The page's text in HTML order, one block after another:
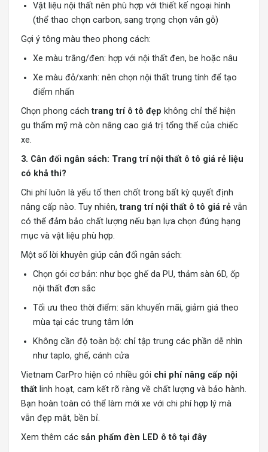
Vật liệu nội thất nên phù hợp với thiết kế ngoại hình
(thể thao chọn carbon, sang trọng chọn vân gỗ)
Gợi ý tông màu theo phong cách:
Xe màu trắng/đen: hợp với nội thất đen, be hoặc nâu
Xe màu đỏ/xanh: nên chọn nội thất trung tính để tạo
điểm nhấn
Chọn phong cáchtrang trí ô tô đẹp không chỉ thể hiện
gu thẩm mỹ mà còn nâng cao giá trị tổng thể của chiếc
xe.
3. Cân đối ngân sách: Trang trí nội thất ô tô giá rẻ liệu
có khả thi?
Chi phí luôn là yếu tố then chốt trong bất kỳ quyết định
nâng cấp nào. Tuy nhiên,trang trí nội thất ô tô giá rẻ vẫn
có thể đảm bảo chất lượng nếu bạn lựa chọn đúng hạng
mục và vật liệu phù hợp.
Một số lời khuyên giúp cân đối ngân sách:
Chọn gói cơ bản: như bọc ghế da PU, thảm sàn 6D, ốp
nội thất đơn sắc
Tối ưu theo thời điểm: săn khuyến mãi, giảm giá theo
mùa tại các trung tâm lớn
Không cần độ toàn bộ: chỉ tập trung các phần dễ nhìn
như taplo, ghế, cánh cửa
Vietnam CarPro hiện có nhiều gói chi phí nâng cấp nội
thất linh hoạt, cam kết rõ ràng về chất lượng và bảo hành.
Bạn hoàn toàn có thể làm mới xe với chi phí hợp lý mà
vẫn đẹp mắt, bền bỉ.
Xem thêm các sản phẩm đèn LED ô tô tại đây